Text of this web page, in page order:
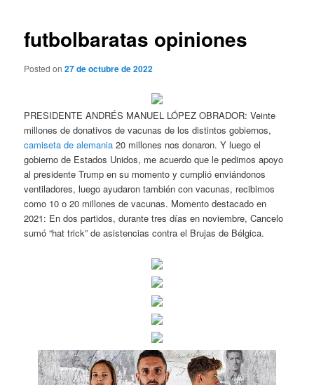
futbolbaratas opiniones
Posted on27 de octubre de 2022
PRESIDENTE ANDRÉS MANUEL LÓPEZ OBRADOR: Veinte
millones de donativos de vacunas de los distintos gobiernos,
camiseta de alemania 20 millones nos donaron. Y luego el
gobierno de Estados Unidos, me acuerdo que le pedimos apoyo
al presidente Trump en su momento y cumplió enviándonos
ventiladores, luego ayudaron también con vacunas, recibimos
como 10 o 20 millones de vacunas. Momento destacado en
2021: En dos partidos, durante tres días en noviembre, Cancelo
sumó “hat trick” de asistencias contra el Brujas de Bélgica.